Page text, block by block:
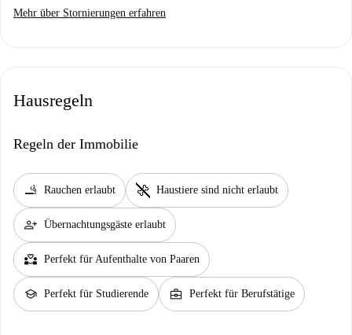
Mehr über Stornierungen erfahren
Hausregeln
Regeln der Immobilie
smoking_rooms Rauchen erlaubt pet_supplies Haustiere sind nicht erlaubt
person_add Übernachtungsgäste erlaubt
partner_heart Perfekt für Aufenthalte von Paaren
school Perfekt für Studierende business_center Perfekt für Berufstätige